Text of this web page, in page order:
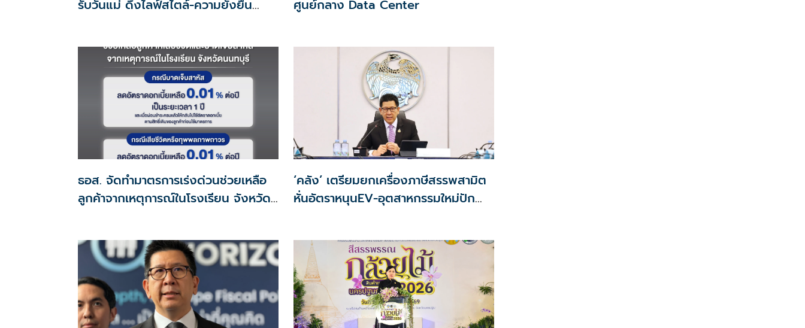
รับวันแม่ ดึงไลฟ์สไตล์-ความยั่งยืน
ศูนย์กลาง Data Center
ธอส. จัดทำมาตรการเร่งด่วนช่วยเหลือ
ลูกค้าจากเหตุการณ์ในโรงเรียน จังหวัด
สัญญา
‘คลัง’ เตรียมยกเครื่องภาษีสรรพสามิต
หั่นอัตราหนุนEV-อุตสาหกรรมใหม่ปัก